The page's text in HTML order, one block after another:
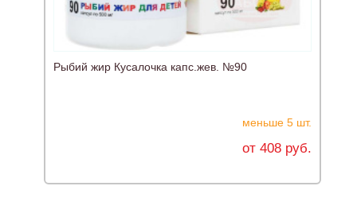
Рыбий жир Кусалочка капс.жев. №90
меньше 5 шт.
от 408 руб.